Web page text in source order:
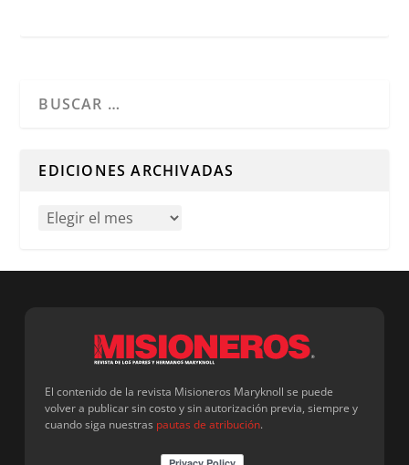
EDICIONES ARCHIVADAS
El contenido de la revista Misioneros Maryknoll se puede
volver a publicar sin costo y sin autorización previa, siempre y
cuando siga nuestras pautas de atribución.